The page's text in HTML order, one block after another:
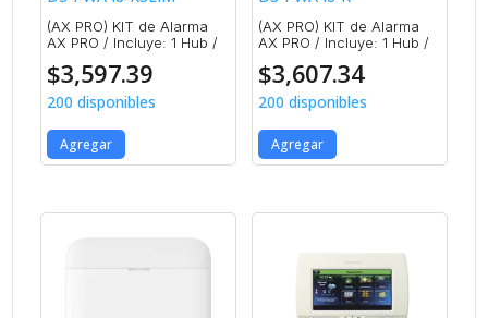
(AX PRO) KIT de Alarma
AX PRO / Incluye: 1 Hub /
$3,597.39
200 disponibles
Agregar
(AX PRO) KIT de Alarma
AX PRO / Incluye: 1 Hub /
$3,607.34
200 disponibles
Agregar